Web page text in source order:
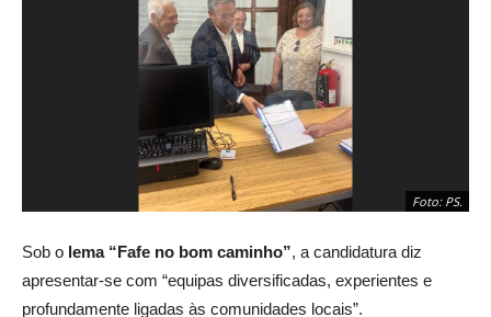
Foto: PS.
Sob o lema “Fafe no bom caminho”, a candidatura diz
apresentar-se com “equipas diversificadas, experientes e
profundamente ligadas às comunidades locais”.